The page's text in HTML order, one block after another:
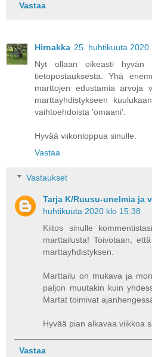
Vastaa
Hirnakka 25. huhtikuuta 2020
Nyt ollaan oikeasti hyvän
tietopostauksesta. Yhä
marttojen edustamia arvoja
marttayhdistykseen
vaihtoehdoista 'omaani'.
Hyvää viikonloppua sinulle.
Vastaa
Vastaukset
Tarja K/Ruusu-unelmia ja
huhtikuuta 2020 klo 15.38
Kiitos sinulle
marttailusta! Toivotaan,
marttayhdistyksen.
Marttailu on mukava ja
paljon muutakin kuin
Martat toimivat
Hyvää pian alkavaa viikkoa
Vastaa